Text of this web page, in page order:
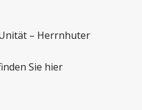
– Herrnhuter
Sie hier